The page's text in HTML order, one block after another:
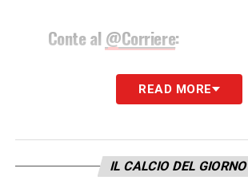
Conte al@Corriere:
"Abbiamo trovato un equilibrio
alternando fasi di aggressione
di attesa: siamo diventati più
quando attacchiamo facciamo
READ MORE
IL CALCIO DEL GIORNO